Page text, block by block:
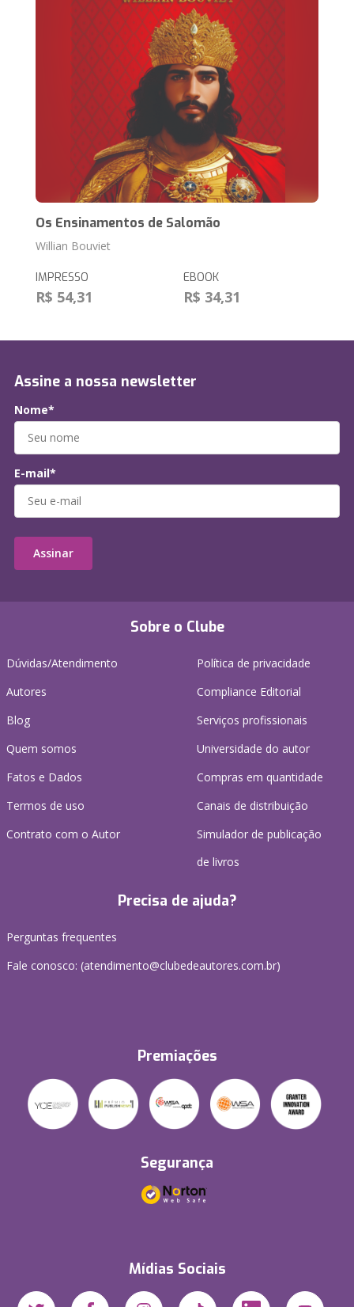
Os Ensinamentos de Salomão
Willian Bouviet
IMPRESSO
R$ 54,31
EBOOK
R$ 34,31
Sobre o Clube
Dúvidas/Atendimento
Autores
Blog
Quem somos
Fatos e Dados
Termos de uso
Contrato com o Autor
Política de privacidade
Compliance Editorial
Serviços profissionais
Universidade do autor
Compras em quantidade
Canais de distribuição
Simulador de publicação
de livros
Precisa de ajuda?
Perguntas frequentes
Fale conosco: (atendimento@clubedeautores.com.br)
Premiações
Segurança
Mídias Sociais
Assine a nossa newsletter
Nome*
E-mail*
Assinar